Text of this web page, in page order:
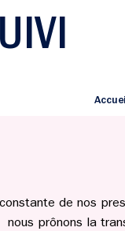
de nos
nous prônons la